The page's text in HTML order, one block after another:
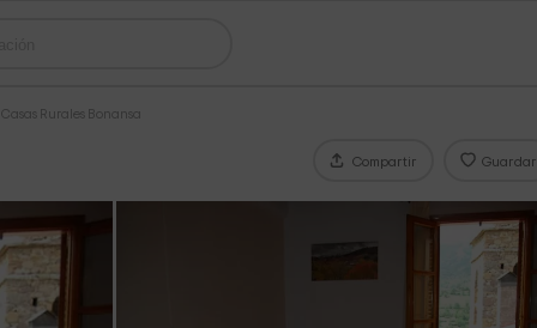
Casas Rurales Bonansa
Compartir Guardar